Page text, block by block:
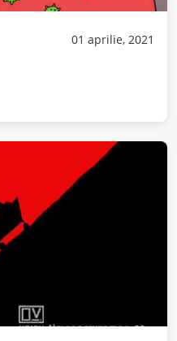
01 aprilie, 2021